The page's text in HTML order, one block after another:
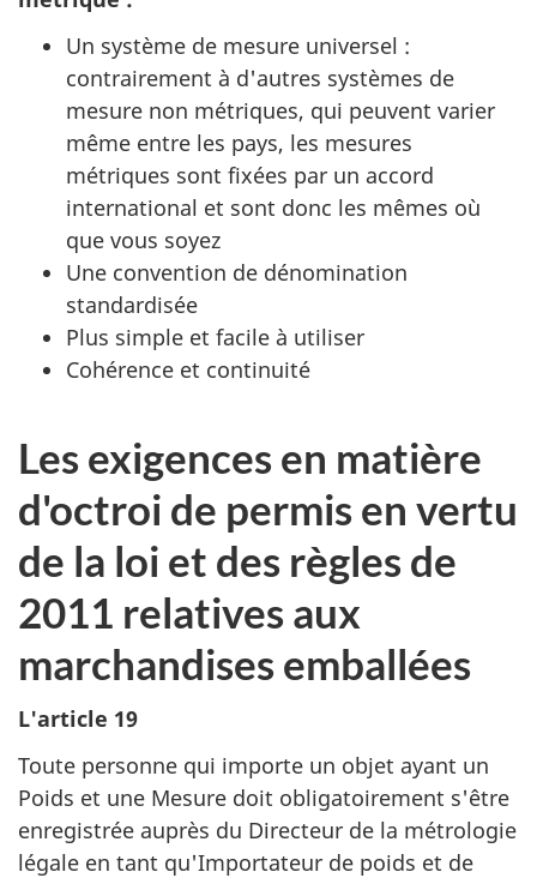
Un système de mesure universel :
contrairement à d'autres systèmes de
mesure non métriques, qui peuvent varier
même entre les pays, les mesures
métriques sont fixées par un accord
international et sont donc les mêmes où
que vous soyez
Une convention de dénomination
standardisée
Plus simple et facile à utiliser
Cohérence et continuité
Les exigences en matière
d'octroi de permis en vertu
de la loi et des règles de
2011 relatives aux
marchandises emballées
L'article 19
Toute personne qui importe un objet ayant un
Poids et une Mesure doit obligatoirement s'être
enregistrée auprès du Directeur de la métrologie
légale en tant qu'Importateur de poids et de